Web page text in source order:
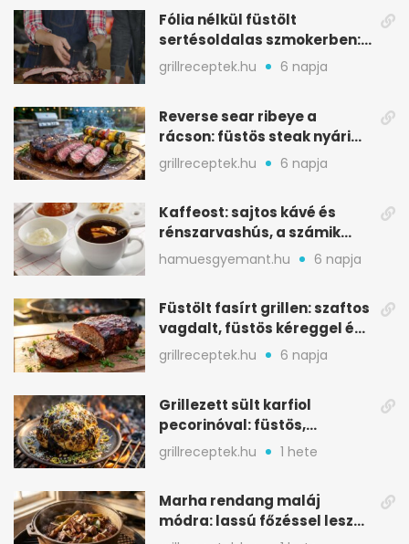
Fólia nélkül füstölt
sertésoldalas szmokerben:
ropogós bark, 6 óra
grillreceptek.hu 6 napja
Reverse sear ribeye a
rácson: füstös steak nyári
tökkebabbal
grillreceptek.hu 6 napja
Kaffeost: sajtos kávé és
rénszarvashús, a számik
melegítő itala
hamuesgyemant.hu 6 napja
Füstölt fasírt grillen: szaftos
vagdalt, füstös kéreggel és
BBQ mázzal
grillreceptek.hu 6 napja
Grillezett sült karfiol
pecorinóval: füstös,
karamellizált nyári kedvenc
grillreceptek.hu 1 hete
Marha rendang maláj
módra: lassú főzéssel lesz